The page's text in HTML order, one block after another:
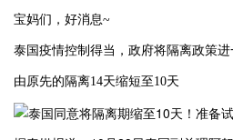
宝妈们，好消息~
泰国疫情控制得当，政府将隔离政策
由原先的隔离14天缩短至10天